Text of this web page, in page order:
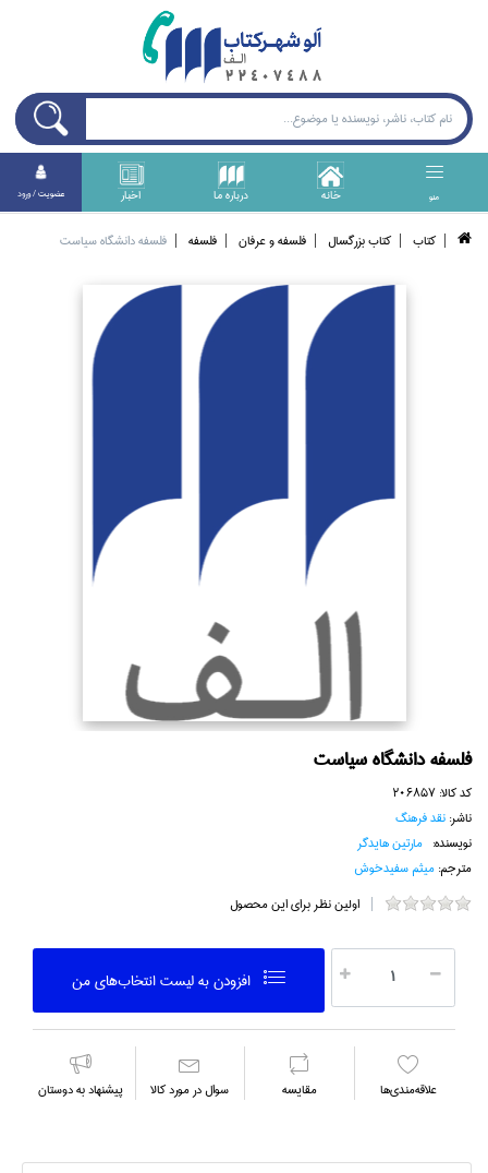
منو خانه درباره ما اخبار عضويت / ورود
كتاب كتاب بزرگسال فلسفه و عرفان فلسفه فلسفه دانشگاه سياست
فلسفه دانشگاه سياست
کد کالا:206857
ناشر:نقد فرهنگ
نویسنده: مارتين هايدگر
مترجم:ميثم سفيد‌خوش
اولین نظر برای این محصول
افزودن به ليست انتخاب‌هاي من
علاقه‌مندي‌ها مقايسه سوال در مورد كالا پیشنهاد به دوستان